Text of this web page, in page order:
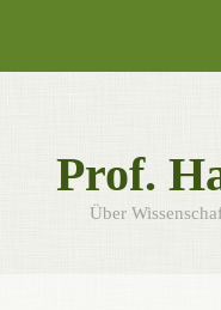
springen
Prof.
Über